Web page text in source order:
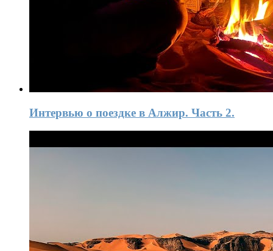
Интервью о поездке в Алжир. Часть 2.